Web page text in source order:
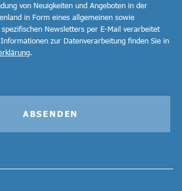
von Neuigkeiten und Angeboten in der
in Form eines allgemeinen sowie
Newsletters per E-Mail verarbeitet
zur Datenverarbeitung finden Sie in
.
ABSENDEN